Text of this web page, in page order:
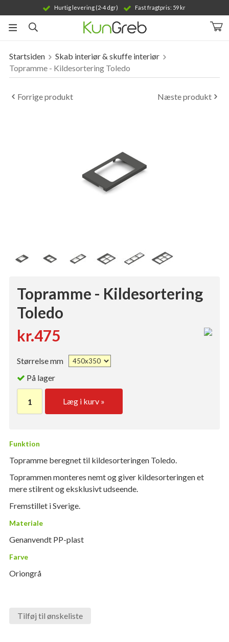
Hurtig levering (2-4 dgr) Fast fragtpris: 59 kr
Produktet er blevet tilføjet til din indkøbskurv
Startsiden
Skab interiør & skuffe interiør
Topramme - Kildesortering Toledo
Forrige produkt Næste produkt
Topramme - Kildesortering
Toledo
kr.475
Størrelse mm
På lager
Læg i kurv »
Funktion
Topramme beregnet til kildesorteringen Toledo.
Toprammen monteres nemt og giver kildesorteringen et
mere stilrent og eksklusivt udseende.
Fremstillet i Sverige.
Materiale
Genanvendt PP-plast
Farve
Oriongrå
Tilføj til ønskeliste